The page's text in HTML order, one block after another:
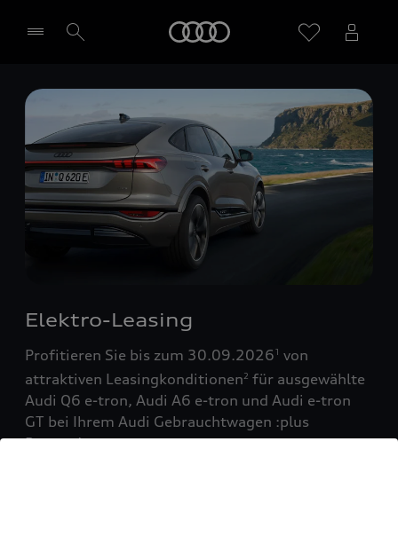
Händler wählen
Elektro-Leasing
Profitieren Sie bis zum 30.09.20261 von
attraktiven Leasingkonditionen2 für ausgewählte
Audi Q6 e-tron, Audi A6 e-tron und Audi e-tron
GT bei Ihrem Audi Gebrauchtwagen :plus
Partner!